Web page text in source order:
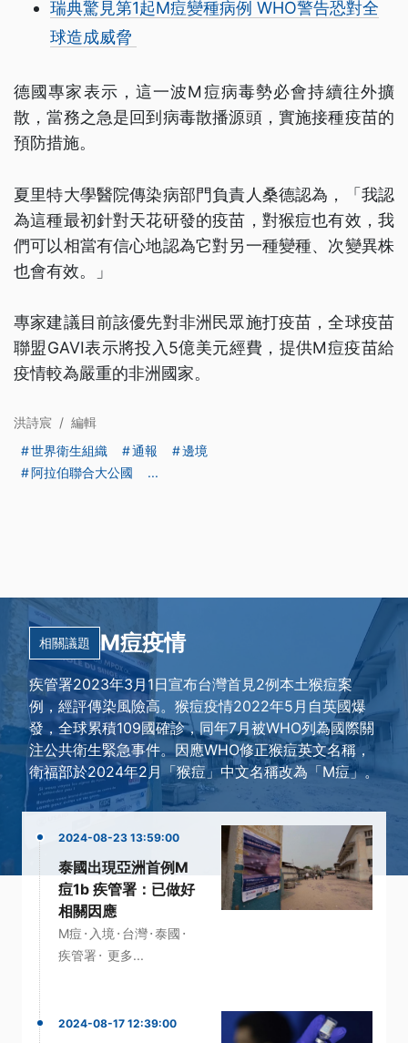
瑞典驚見第1起M痘變種病例 WHO警告恐對全
球造成威脅
德國專家表示，這一波M痘病毒勢必會持續往外擴
散，當務之急是回到病毒散播源頭，實施接種疫苗的
預防措施。
夏里特大學醫院傳染病部門負責人桑德認為，「我認
為這種最初針對天花研發的疫苗，對猴痘也有效，我
們可以相當有信心地認為它對另一種變種、次變異株
也會有效。」
專家建議目前該優先對非洲民眾施打疫苗，全球疫苗
聯盟GAVI表示將投入5億美元經費，提供M痘疫苗給
疫情較為嚴重的非洲國家。
洪詩宸 / 編輯
世界衛生組織
通報
邊境
阿拉伯聯合大公國
...
相關議題 M痘疫情
疾管署2023年3月1日宣布台灣首見2例本土猴痘案
例，經評傳染風險高。猴痘疫情2022年5月自英國爆
發，全球累積109國確診，同年7月被WHO列為國際關
注公共衛生緊急事件。因應WHO修正猴痘英文名稱，
衛福部於2024年2月「猴痘」中文名稱改為「M痘」。
2024-08-23 13:59:00
泰國出現亞洲首例M
痘1b 疾管署：已做好
相關因應
M痘 · 入境 · 台灣·泰國 ·
疾管署 · 更多...
2024-08-17 12:39:00